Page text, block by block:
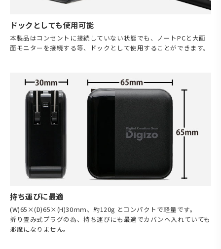
ドックとしても使用可能
本製品はコンセントに接続していない状態でも、ノートPCと大画
面モニターを接続する等、ドックとして使用することができます。
持ち運びに最適
(W)65×(D)65×(H)30ｍｍ、約120g とコンパクトで軽量です。
折り畳み式プラグの為、持ち運びにも最適でカバンへ入れていても
邪魔になりません。